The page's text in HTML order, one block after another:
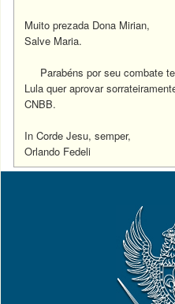
Muito prezada Dona Mirian,
Salve Maria.
Parabéns por seu combate
Lula quer aprovar
CNBB.
In Corde Jesu, semper,
Orlando Fedeli